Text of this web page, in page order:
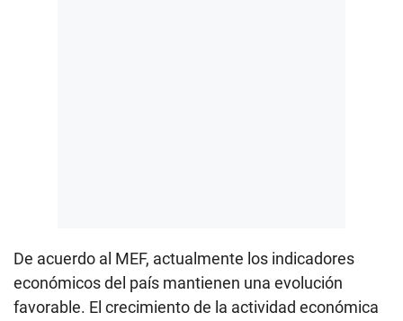
De acuerdo al MEF, actualmente los indicadores
económicos del país mantienen una evolución
favorable. El crecimiento de la actividad económica